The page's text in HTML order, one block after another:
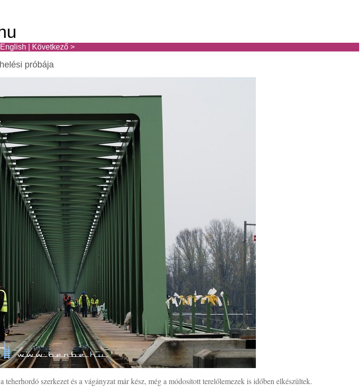
English Következő >
próbája
szerkezet és a vágányzat már kész, még a módosított terelőlemezek is időben elkészültek.